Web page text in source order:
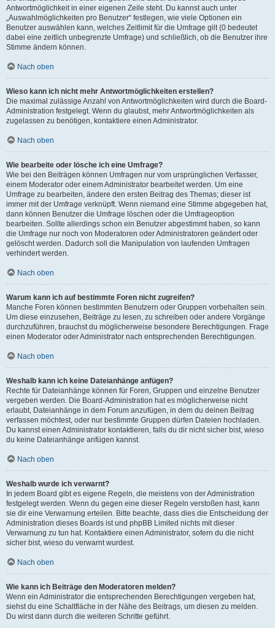
Antwortmöglichkeit in einer eigenen Zeile steht. Du kannst auch unter
„Auswahlmöglichkeiten pro Benutzer“ festlegen, wie viele Optionen ein
Benutzer auswählen kann, welches Zeitlimit für die Umfrage gilt (0 bedeutet
dabei eine zeitlich unbegrenzte Umfrage) und schließlich, ob die Benutzer ihre
Stimme ändern können.
Nach oben
Wieso kann ich nicht mehr Antwortmöglichkeiten erstellen?
Die maximal zulässige Anzahl von Antwortmöglichkeiten wird durch die Board-
Administration festgelegt. Wenn du glaubst, mehr Antwortmöglichkeiten als
zugelassen zu benötigen, kontaktiere einen Administrator.
Nach oben
Wie bearbeite oder lösche ich eine Umfrage?
Wie bei den Beiträgen können Umfragen nur vom ursprünglichen Verfasser,
einem Moderator oder einem Administrator bearbeitet werden. Um eine
Umfrage zu bearbeiten, ändere den ersten Beitrag des Themas; dieser ist
immer mit der Umfrage verknüpft. Wenn niemand eine Stimme abgegeben hat,
dann können Benutzer die Umfrage löschen oder die Umfrageoption
bearbeiten. Sollte allerdings schon ein Benutzer abgestimmt haben, so kann
die Umfrage nur noch von Moderatoren oder Administratoren geändert oder
gelöscht werden. Dadurch soll die Manipulation von laufenden Umfragen
verhindert werden.
Nach oben
Warum kann ich auf bestimmte Foren nicht zugreifen?
Manche Foren können bestimmten Benutzern oder Gruppen vorbehalten sein.
Um diese einzusehen, Beiträge zu lesen, zu schreiben oder andere Vorgänge
durchzuführen, brauchst du möglicherweise besondere Berechtigungen. Frage
einen Moderator oder Administrator nach entsprechenden Berechtigungen.
Nach oben
Weshalb kann ich keine Dateianhänge anfügen?
Rechte für Dateianhänge können für Foren, Gruppen und einzelne Benutzer
vergeben werden. Die Board-Administration hat es möglicherweise nicht
erlaubt, Dateianhänge in dem Forum anzufügen, in dem du deinen Beitrag
verfassen möchtest, oder nur bestimmte Gruppen dürfen Dateien hochladen.
Du kannst einen Administrator kontaktieren, falls du dir nicht sicher bist, wieso
du keine Dateianhänge anfügen kannst.
Nach oben
Weshalb wurde ich verwarnt?
In jedem Board gibt es eigene Regeln, die meistens von der Administration
festgelegt werden. Wenn du gegen eine dieser Regeln verstoßen hast, kann
sie dir eine Verwarnung erteilen. Bitte beachte, dass dies die Entscheidung der
Administration dieses Boards ist und phpBB Limited nichts mit dieser
Verwarnung zu tun hat. Kontaktiere einen Administrator, sofern du die nicht
sicher bist, wieso du verwarnt wurdest.
Nach oben
Wie kann ich Beiträge den Moderatoren melden?
Wenn ein Administrator die entsprechenden Berechtigungen vergeben hat,
siehst du eine Schaltfläche in der Nähe des Beitrags, um diesen zu melden.
Du wirst dann durch die weiteren Schritte geführt.